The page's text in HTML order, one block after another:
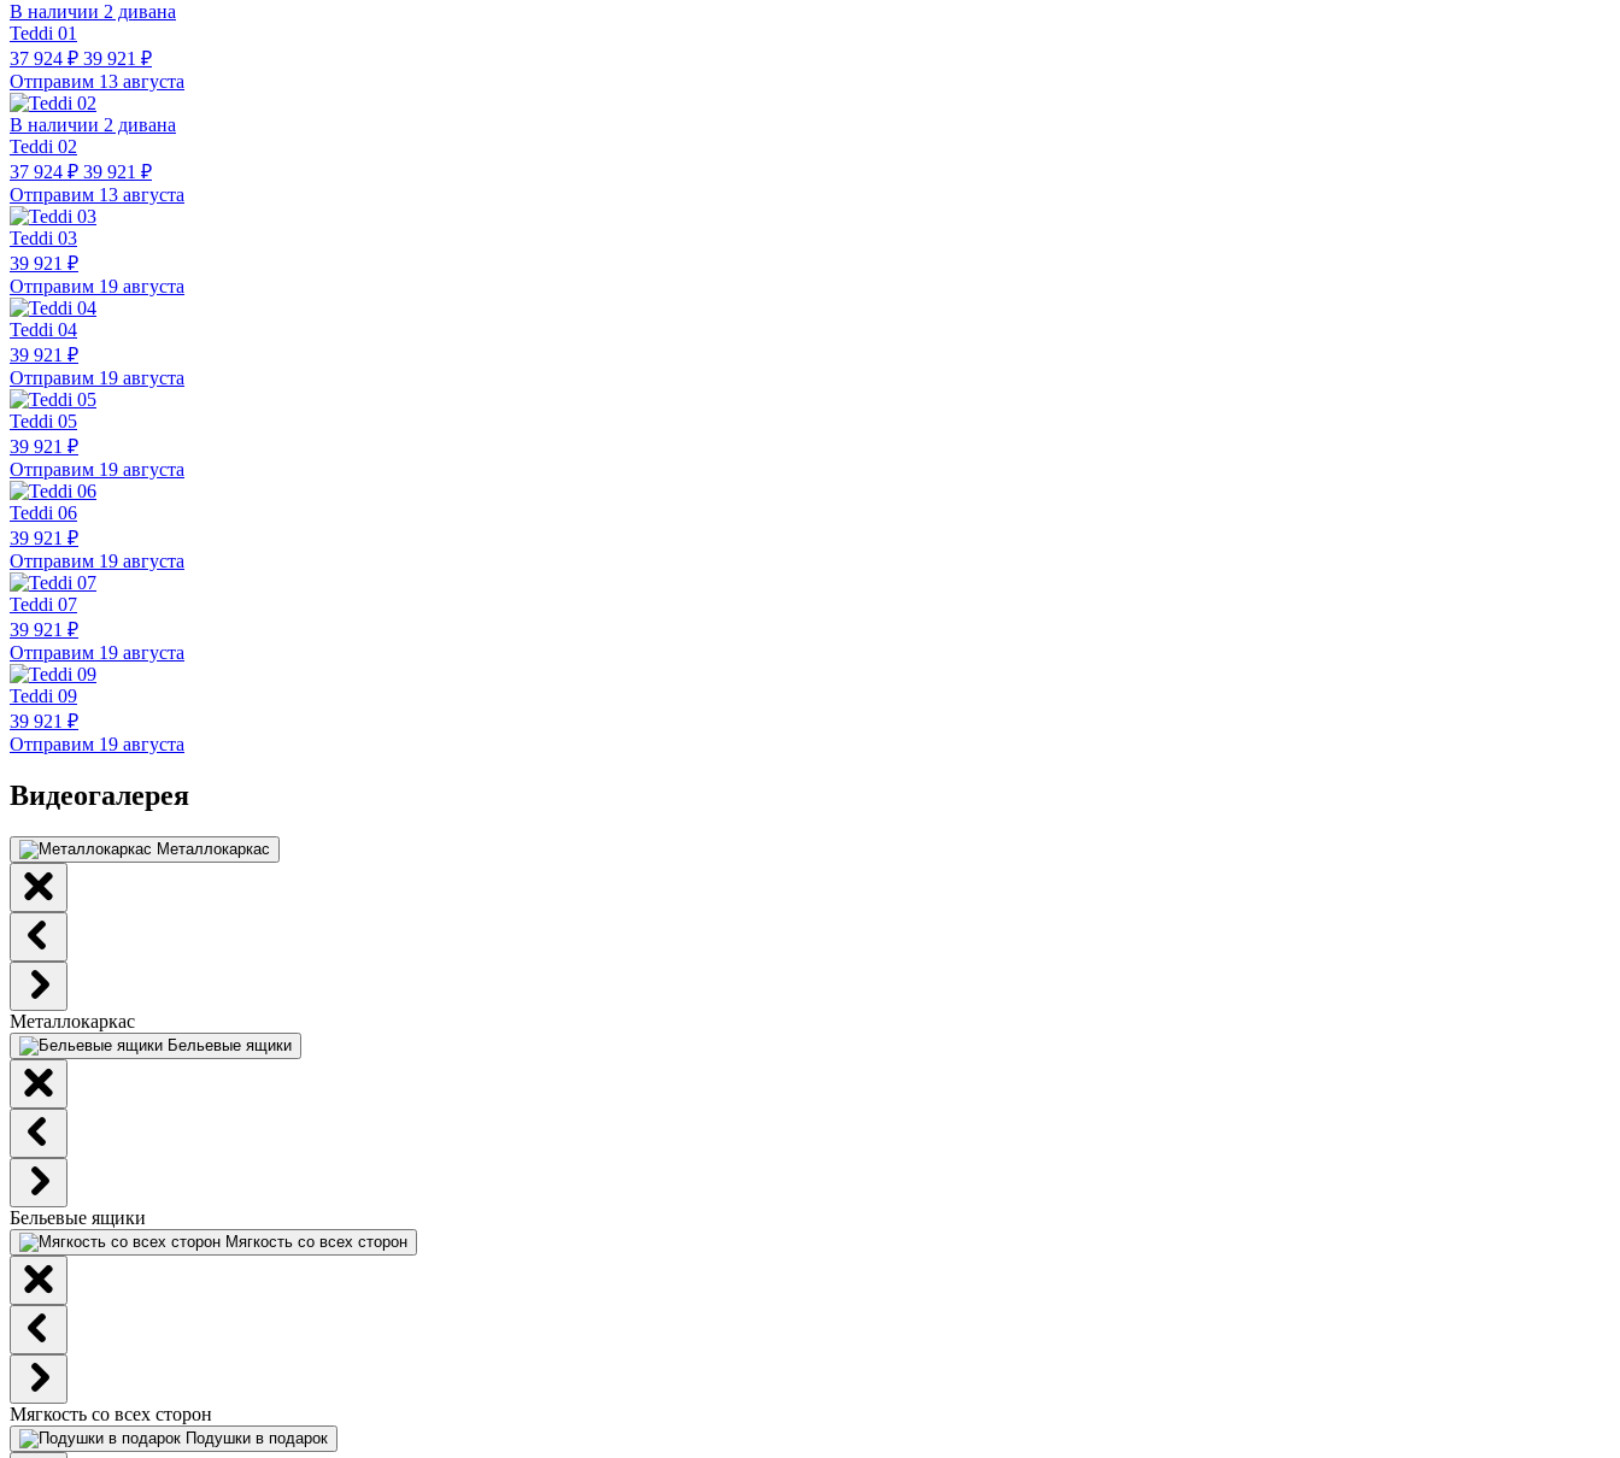
В наличии 2 дивана
Teddi 01
37 924 ₽ 39 921 ₽
Отправим 13 августа
В наличии 2 дивана
Teddi 02
37 924 ₽ 39 921 ₽
Отправим 13 августа
Teddi 03
39 921 ₽
Отправим 19 августа
Teddi 04
39 921 ₽
Отправим 19 августа
Teddi 05
39 921 ₽
Отправим 19 августа
Teddi 06
39 921 ₽
Отправим 19 августа
Teddi 07
39 921 ₽
Отправим 19 августа
Teddi 09
39 921 ₽
Отправим 19 августа
Видеогалерея
Металлокаркас
Металлокаркас
Бельевые ящики
Бельевые ящики
Мягкость со всех сторон
Мягкость со всех сторон
Подушки в подарок